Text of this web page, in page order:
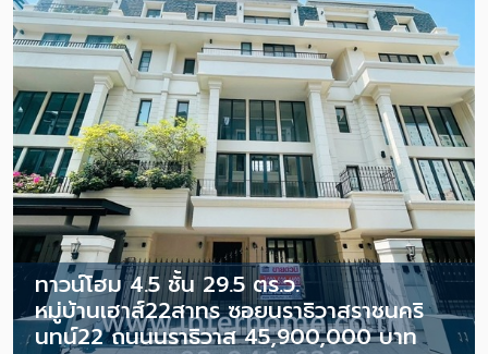
ทาวน์โฮม 4.5 ชั้น 29.5 ตร.ว.
หมู่บ้านเฮาส์22สาทร ซอยนราธิวาสราชนคริ
นทน์22 ถนนนราธิวาส 45,900,000 บาท